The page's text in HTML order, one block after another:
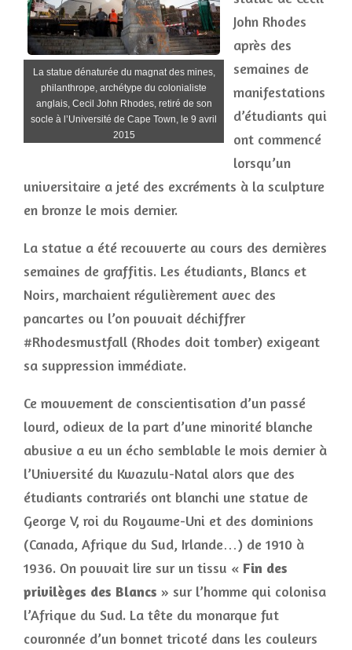
La statue dénaturée du magnat des mines,
philanthrope, archétype du colonialiste
anglais, Cecil John Rhodes, retiré de son
socle à l’Université de Cape Town, le 9 avril
2015
John Rhodes
après des
semaines de
manifestations
d’étudiants qui
ont commencé
lorsqu’un
universitaire a jeté des excréments à la sculpture
en bronze le mois dernier.
La statue a été recouverte au cours des dernières
semaines de graffitis. Les étudiants, Blancs et
Noirs, marchaient régulièrement avec des
pancartes ou l’on pouvait déchiffrer
#Rhodesmustfall (Rhodes doit tomber) exigeant
sa suppression immédiate.
Ce mouvement de conscientisation d’un passé
lourd, odieux de la part d’une minorité blanche
abusive a eu un écho semblable le mois dernier à
l’Université du Kwazulu-Natal alors que des
étudiants contrariés ont blanchi une statue de
George V, roi du Royaume-Uni et des dominions
(Canada, Afrique du Sud, Irlande…) de 1910 à
1936. On pouvait lire sur un tissu « Fin des
privilèges des Blancs » sur l’homme qui colonisa
l’Afrique du Sud. La tête du monarque fut
couronnée d’un bonnet tricoté dans les couleurs